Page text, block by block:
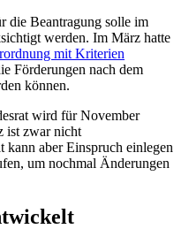
die Beantragung solle im
werden. Im März hatte
mit Kriterien
Förderungen nach dem
können.
wird für November
ist zwar nicht
aber Einspruch einlegen
um nochmal Änderungen